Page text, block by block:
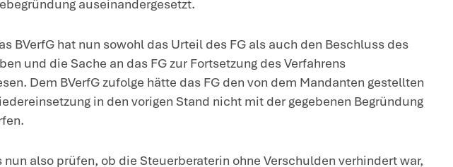
Entscheidung: Das BVerfG gab der
geschützten Anspruch auf effektiven Rechtsschutz.